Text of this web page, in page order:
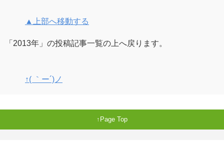
▲上部へ移動する
「2013年」の投稿記事一覧の上へ戻ります。
↑( ｀ー´)ノ
Page Top